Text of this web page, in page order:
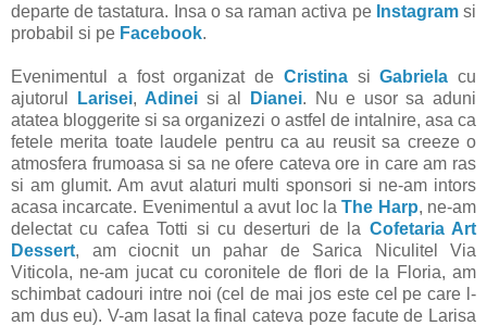
departe de tastatura. Insa o sa raman activa pe Instagramsi
probabil si pe Facebook.
Evenimentul a fost organizat de CristinasiGabriela cu
ajutorul
Larisei, Adinei si al Dianei. Nu e usor sa aduni
atatea bloggerite si sa organizezi o astfel de intalnire, asa ca
fetele merita toate laudele pentru ca au reusit sa creeze o
atmosfera frumoasa si sa ne ofere cateva ore in care am ras
si am glumit. Am avut alaturi multi sponsori si ne-am intors
acasa incarcate. Evenimentul a avut loc laThe Harp, ne-am
delectat cu cafea Totti si cu deserturi de la Cofetaria Art
Dessert, am ciocnit un pahar de Sarica Niculitel Via
Viticola, ne-am jucat cu coronitele de flori de la Floria, am
schimbat cadouri intre noi (cel de mai jos este cel pe care l-
am dus eu). V-am lasat la final cateva poze facute de Larisa